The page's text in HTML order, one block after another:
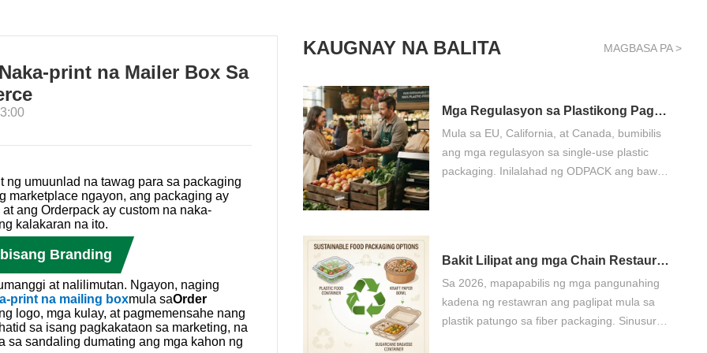
print na Mailer Box Sa
umuunlad na tawag para sa packaging
marketplace ngayon, ang packaging ay
ang Orderpack ay custom na naka-
kalakaran na ito.
Branding
at nalilimutan. Ngayon, naging
print na mailing boxmula saOrder
logo, mga kulay, at pagmemensahe nang
sa isang pagkakataon sa marketing, na
sandaling dumating ang mga kahon ng
KAUGNAY NA BALITA MAGBASA PA >
Mga Regulasyon sa Plastikong Pagbalot: Isang Timeline ng Pagsunod sa mga Regulasyon para sa 2025-2027
Mula sa EU, California, at Canada, bumibilis
ang mga regulasyon sa single-use plastic
packaging. Inilalahad ng ODPACK ang bawat
mahaharap sa mga mandatoryong
pagbabago sa materyal at kung kailan.
Bakit Lilipat ang mga Chain Restaurant sa Fiber Packaging sa 2026
Sa 2026, mapapabilis ng mga pangunahing
kadena ng restawran ang paglipat mula sa
plastik patungo sa fiber packaging. Sinusuri